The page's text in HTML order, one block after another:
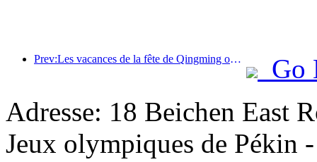
Prev:Les vacances de la fête de Qingming ont entraîné une forte hausse des voyages en raison des congés prolongés, les excursions et l'observation des fleurs ayant stimulé le nombre de visiteurs dans de nombreuses villes.
Go
Adresse: 18 Beichen East
Jeux olympiques de Pékin